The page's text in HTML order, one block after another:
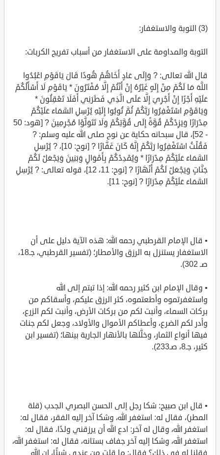
(3) التوبة والاستغفار:
التوبة والمداومة على الاستغفار من أسباب تفريج الكربات:
قال الله تعالى: ? وَإِلَى عَادٍ أَخَاهُمْ هُودًا قَالَ يَاقَوْمِ اعْبُدُوا
اللَّهَ مَا لَكُمْ مِنْ إِلَهٍ غَيْرُهُ إِنْ أَنْتُمْ إِلَّا مُفْتَرُونَ * يَاقَوْمِ لَا أَسْأَلُكُمْ
عَلَيْهِ أَجْرًا إِنْ أَجْرِيَ إِلَّا عَلَى الَّذِي فَطَرَنِي أَفَلَا تَعْقِلُونَ *
وَيَاقَوْمِ اسْتَغْفِرُوا رَبَّكُمْ ثُمَّ تُوبُوا إِلَيْهِ يُرْسِلِ السَّمَاءَ عَلَيْكُمْ
مِدْرَارًا وَيَزِدْكُمْ قُوَّةً إِلَى قُوَّتِكُمْ وَلَا تَتَوَلَّوْا مُجْرِمِينَ ? [هود: 50
- 52]، قال سبحانه حكاية عن نوح صلى الله عليه وسلم: ?
فَقُلْتُ اسْتَغْفِرُوا رَبَّكُمْ إِنَّهُ كَانَ غَفَّارًا ? [نوح: 10]، ? يُرْسِلِ
السَّمَاءَ عَلَيْكُمْ مِدْرَارًا * وَيُمْدِدْكُمْ بِأَمْوَالٍ وَبَنِينَ وَيَجْعَلْ لَكُمْ
جَنَّاتٍ وَيَجْعَلْ لَكُمْ أَنْهَارًا ? [نوح: 11، 12]، قوله تعالى: ? يُرْسِلِ
السَّمَاءَ عَلَيْكُمْ مِدْرَارًا ? [نوح: 11].
• قال الإمام القرطبي رحمه الله: هذه الآية دليل على أن
الاستغفار يستنزل به الرزق والأمطار؛ (تفسير القرطبي، جـ18،
صـ 302).
• وقال الإمام ابن كثير رحمه الله: إذا تبتم إلى الله
واستغفرتموه وأطعتموه، كثر الرزق عليكم، وأسقاكم من
بركات السماء، وأنبت لكم من بركات الأرض، وأنبت لكم الزرع،
وأدر لكم الضرع، وأعطاكم الأموال والأولاد، وجعل لكم جنات
فيها أنواع الثمار، وخلَّلها بالأنهار الجارية بينها؛ (تفسير ابن
كثير، جـ8، صـ233).
• قال ابن صبيح: شكا رجل إلى الحسن البصري الجدب (قلة
المطر)، فقال له: استغفر الله، وشكا آخر إليه الفقر، فقال له:
استغفر الله، وقال له آخر: ادع الله أن يرزقني ولدًا، فقال له:
استغفر الله، وشكا إليه آخر جفاف بستانه، فقال له: استغفر الله،